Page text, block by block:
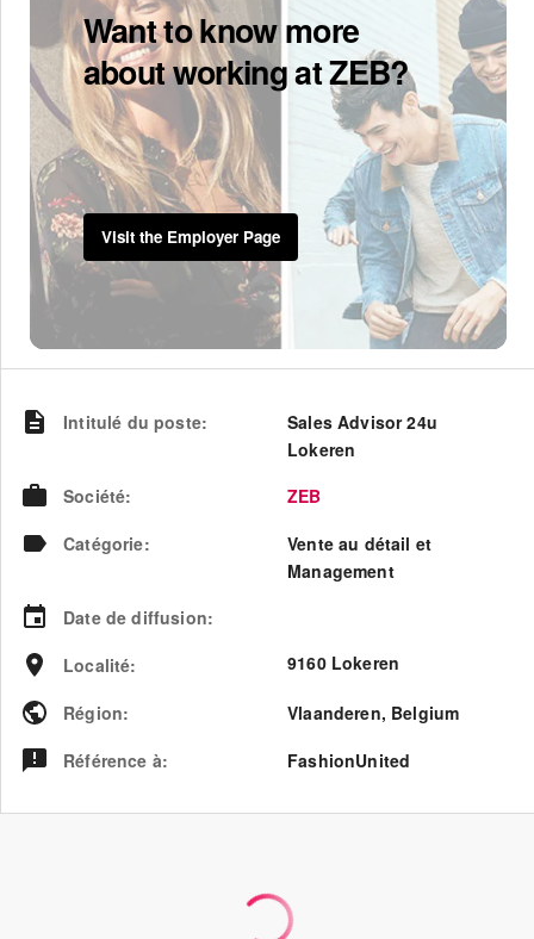
Want to know more
about working at ZEB?
Visit the Employer Page
Intitulé du poste:
Sales Advisor 24u
Lokeren
Société:
ZEB
Catégorie:
Vente au détail et
Management
Date de diffusion:
Localité: 9160 Lokeren
Région: Vlaanderen, Belgium
Référence à: FashionUnited